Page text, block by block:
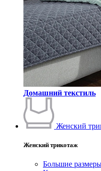
Домашний текстиль
Женский
Женский трикотаж
Большие